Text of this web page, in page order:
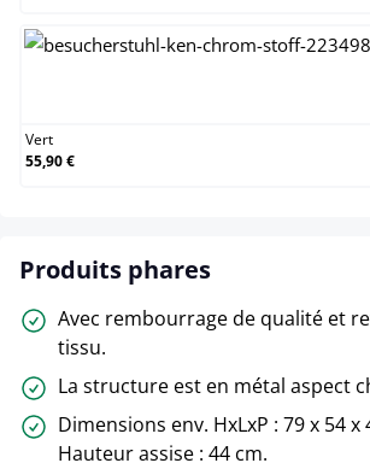
Vert
55,90 €
Produits phares
Avec rembourrage de qualité et
tissu.
La structure est en métal aspect
Dimensions env. HxLxP : 79 x 54 x
Hauteur assise : 44 cm.